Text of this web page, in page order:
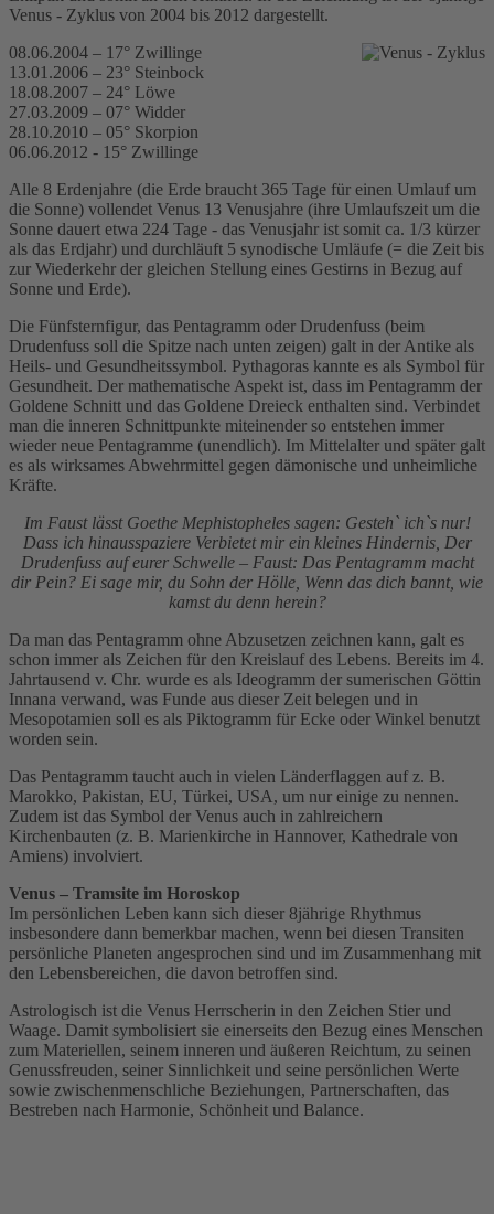
Venus - Zyklus von 2004 bis 2012 dargestellt.
08.06.2004 – 17° Zwillinge
13.01.2006 – 23° Steinbock
18.08.2007 – 24° Löwe
27.03.2009 – 07° Widder
28.10.2010 – 05° Skorpion
06.06.2012 - 15° Zwillinge
Alle 8 Erdenjahre (die Erde braucht 365 Tage für einen Umlauf um
die Sonne) vollendet Venus 13 Venusjahre (ihre Umlaufszeit um die
Sonne dauert etwa 224 Tage - das Venusjahr ist somit ca. 1/3 kürzer
als das Erdjahr) und durchläuft 5 synodische Umläufe (= die Zeit bis
zur Wiederkehr der gleichen Stellung eines Gestirns in Bezug auf
Sonne und Erde).
Die Fünfsternfigur, das Pentagramm oder Drudenfuss (beim
Drudenfuss soll die Spitze nach unten zeigen) galt in der Antike als
Heils- und Gesundheitssymbol. Pythagoras kannte es als Symbol für
Gesundheit. Der mathematische Aspekt ist, dass im Pentagramm der
Goldene Schnitt und das Goldene Dreieck enthalten sind. Verbindet
man die inneren Schnittpunkte miteinender so entstehen immer
wieder neue Pentagramme (unendlich). Im Mittelalter und später galt
es als wirksames Abwehrmittel gegen dämonische und unheimliche
Kräfte.
Im Faust lässt Goethe Mephistopheles sagen: Gesteh` ich`s nur!
Dass ich hinausspaziere Verbietet mir ein kleines Hindernis, Der
Drudenfuss auf eurer Schwelle – Faust: Das Pentagramm macht
dir Pein? Ei sage mir, du Sohn der Hölle, Wenn das dich bannt, wie
kamst du denn herein?
Da man das Pentagramm ohne Abzusetzen zeichnen kann, galt es
schon immer als Zeichen für den Kreislauf des Lebens. Bereits im 4.
Jahrtausend v. Chr. wurde es als Ideogramm der sumerischen Göttin
Innana verwand, was Funde aus dieser Zeit belegen und in
Mesopotamien soll es als Piktogramm für Ecke oder Winkel benutzt
worden sein.
Das Pentagramm taucht auch in vielen Länderflaggen auf z. B.
Marokko, Pakistan, EU, Türkei, USA, um nur einige zu nennen.
Zudem ist das Symbol der Venus auch in zahlreichern
Kirchenbauten (z. B. Marienkirche in Hannover, Kathedrale von
Amiens) involviert.
Venus – Tramsite im Horoskop
Im persönlichen Leben kann sich dieser 8jährige Rhythmus
insbesondere dann bemerkbar machen, wenn bei diesen Transiten
persönliche Planeten angesprochen sind und im Zusammenhang mit
den Lebensbereichen, die davon betroffen sind.
Astrologisch ist die Venus Herrscherin in den Zeichen Stier und
Waage. Damit symbolisiert sie einerseits den Bezug eines Menschen
zum Materiellen, seinem inneren und äußeren Reichtum, zu seinen
Genussfreuden, seiner Sinnlichkeit und seine persönlichen Werte
sowie zwischenmenschliche Beziehungen, Partnerschaften, das
Bestreben nach Harmonie, Schönheit und Balance.